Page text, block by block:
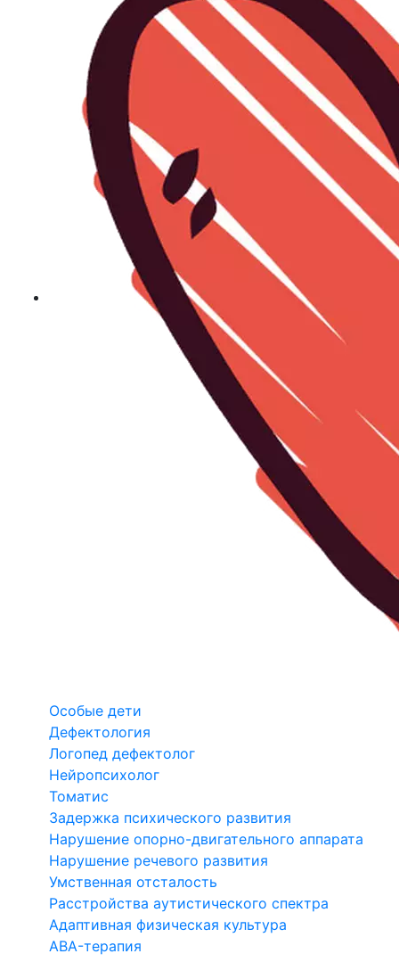
Особые дети
Дефектология
Логопед дефектолог
Нейропсихолог
Томатис
Задержка психического развития
Нарушение опорно-двигательного аппарата
Нарушение речевого развития
Умственная отсталость
Расстройства аутистического спектра
Адаптивная физическая культура
ABA-терапия